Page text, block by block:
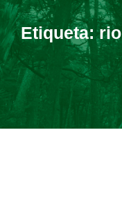
Etiqueta:rio